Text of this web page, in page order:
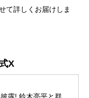
て詳しくお届けしま
X